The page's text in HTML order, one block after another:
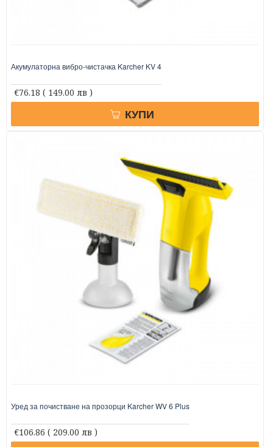
Акумулаторна вибро-чистачка Karcher KV 4
€76.18 ( 149.00 лв )
КУПИ
Уред за почистване на прозорци Karcher WV 6 Plus
€106.86 ( 209.00 лв )